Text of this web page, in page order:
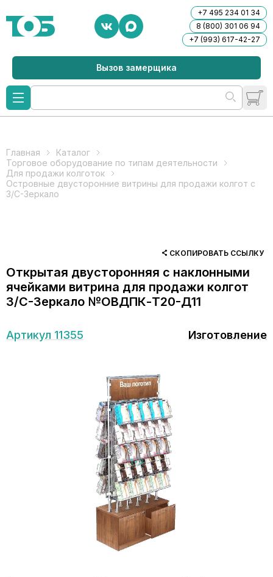
+7 495 234 01 34
8 (800) 301 06 94
+7 (993) 617-42-27
Вызов замерщика
Главная
Каталог
Торговое оборудование по типам деятельности
Для продажи колготок
Островные двусторонние витрины для продажи колгот с
З/C-Зеркало
СКОПИРОВАТЬ ССЫЛКУ
Открытая двусторонняя с наклонными
ячейками витрина для продажи колгот
З/C-Зеркало №ОВДПК-Т20-Д11
Артикул 11355 Изготовление